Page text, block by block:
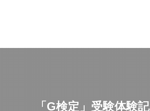
「G検定」受験体験記